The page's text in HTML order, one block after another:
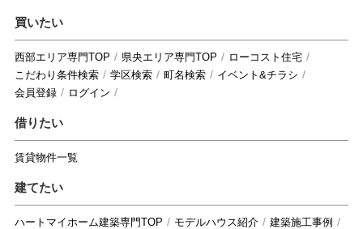
買いたい
西部エリア専門TOP 県央エリア専門TOP
ローコスト住宅
こだわり条件検索
学区検索 町名検索
イベント&チラシ
会員登録
ログイン
借りたい
賃貸物件一覧
建てたい
ハートマイホーム建築専門TOP モデルハウス紹介
建築施工事例